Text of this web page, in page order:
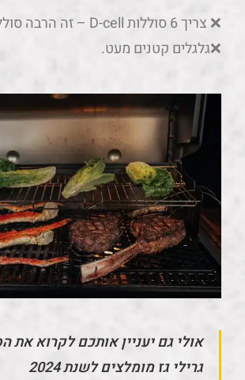
❌ צריך 6 סוללות D-cell – זה הרבה סוללות!
❌גלגלים קטנים מעט.
אולי גם יעניין אותכם לקרוא את
גרילי גז מומלצים לשנת 2024